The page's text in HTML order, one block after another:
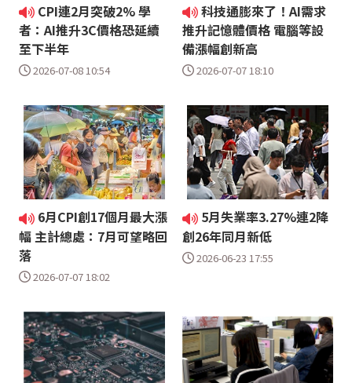
CPI連2月突破2% 學
者：AI推升3C價格恐延續
至下半年
2026-07-08 10:54
科技通膨來了！AI需求
推升記憶體價格 電腦等設
備漲幅創新高
2026-07-07 18:10
6月CPI創17個月最大漲
幅 主計總處：7月可望略回
落
2026-07-07 18:02
5月失業率3.27%連2降
創26年同月新低
2026-06-23 17:55